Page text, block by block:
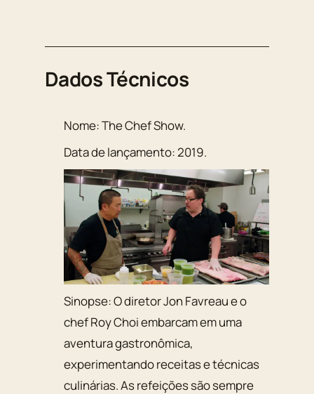
Dados Técnicos
Nome:The Chef Show.
Data de lançamento:2019.
Sinopse:O diretor Jon Favreau e o
chef Roy Choi embarcam em uma
aventura gastronômica,
experimentando receitas e técnicas
culinárias. As refeições são sempre